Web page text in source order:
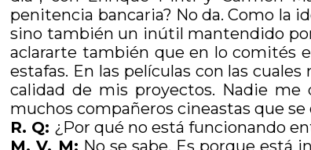
penitencia bancaria? No da. Como la
sino también un inútil mantendido por
aclararte también que en lo comités
estafas. En las películas con las
calidad de mis proyectos. Nadie
muchos compañeros cineastas que
R. Q: ¿Por qué no está funcionando
M. V. M: No se sabe. Es porque está